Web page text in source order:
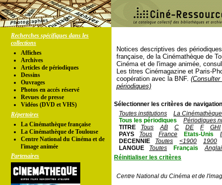
Recherches spécifiques dans les
collections
Affiches
Archives
Articles de périodiques
Dessins
Ouvrages
Photos en accés réservé
Revues de presse
Vidéos (DVD et VHS)
Répertoires
La Cinémathèque française
La Cinémathèque de Toulouse
Centre National du Cinéma et de
l'image animée
Partenaires
Notices descriptives des
française, de la Cinémathèque de
Cinéma et de l'image animée,
Les titres Cinémagazine et Paris-
coopération avec la BNF.
périodiques)
Sélectionner les critères de
Toutes institutions
La
Tous les périodiques
Périodiques
TITRE
Tous AB C DE F
GHI
PAYS
Tous France Etats-Unis
DECENNIE
Toutes <1900
1900
LANGUE
Toutes Français
Réinitialiser les critères
Centre National du Cinéma et de